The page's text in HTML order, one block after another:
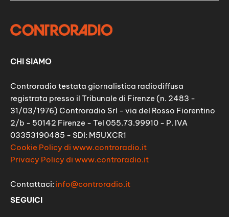
CHI SIAMO
Controradio testata giornalistica radiodiffusa
registrata presso il Tribunale di Firenze (n. 2483 -
31/03/1976) Controradio Srl - via del Rosso Fiorentino
2/b - 50142 Firenze - Tel 055.73.99910 - P. IVA
03353190485 - SDI: M5UXCR1
Cookie Policy di www.controradio.it
Privacy Policy di www.controradio.it
Contattaci: info@controradio.it
SEGUICI